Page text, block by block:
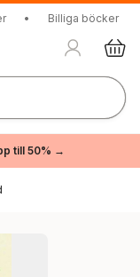
• Billiga böcker
till 50% →